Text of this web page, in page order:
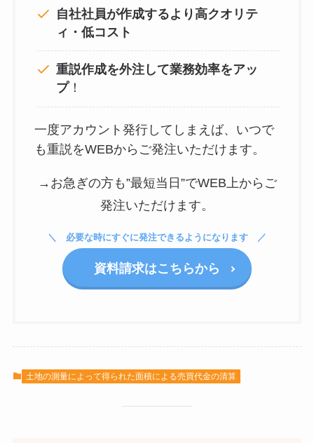
自社社員が作成するより高クオリテ
ィ・低コスト
重説作成を外注して業務効率をアッ
プ！
一度アカウント発行してしまえば、いつで
も重説をWEBからご発注いただけます。
→お急ぎの方も”最短当日”でWEB上からご
発注いただけます。
必要な時にすぐに発注できるようになります
資料請求はこちらから
土地の測量によって得られた面積による売買代金の清算